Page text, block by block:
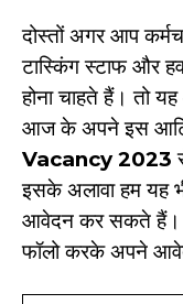
दोस्तों अगर आप
टास्किंग स्टाफ और
होना चाहते हैं। तो
आज के अपने इस
Vacancy 2023
इसके अलावा हम यह
आवेदन कर सकते हैं।
फॉलो करके अपने